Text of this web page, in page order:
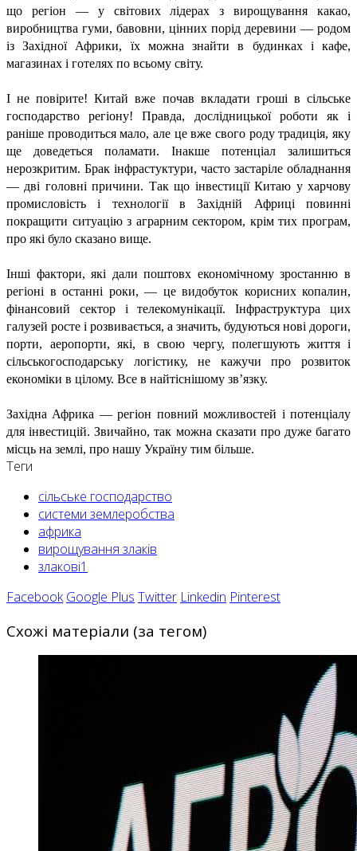
що регіон — у світових лідерах з вирощування какао,
виробництва гуми, бавовни, цінних порід деревини — родом
із Західної Африки, їх можна знайти в будинках і кафе,
магазинах і готелях по всьому світу.
І не повірите! Китай вже почав вкладати гроші в сільське
господарство регіону! Правда, дослідницької роботи як і
раніше проводиться мало, але це вже свого роду традиція, яку
ще доведеться поламати. Інакше потенціал залишиться
нерозкритим. Брак інфрастуктури, часто застаріле обладнання
— дві головні причини. Так що інвестиції Китаю у харчову
промисловість і технології в Західній Африці повинні
покращити ситуацію з аграрним сектором, крім тих програм,
про які було сказано вище.
Інші фактори, які дали поштовх економічному зростанню в
регіоні в останні роки, — це видобуток корисних копалин,
фінансовий сектор і телекомунікації. Інфраструктура цих
галузей росте і розвивається, а значить, будуються нові дороги,
порти, аеропорти, які, в свою чергу, полегшують життя і
сільськогосподарську логістику, не кажучи про розвиток
економіки в цілому. Все в найтіснішому зв’язку.
Західна Африка — регіон повний можливостей і потенціалу
для інвестицій. Звичайно, так можна сказати про дуже багато
місць на землі, про нашу Україну тим більше.
Теги
сільське господарство
системи землеробства
африка
вирощування злаків
злакові1
Facebook Google Plus Twitter Linkedin Pinterest
Схожі матеріали (за тегом)